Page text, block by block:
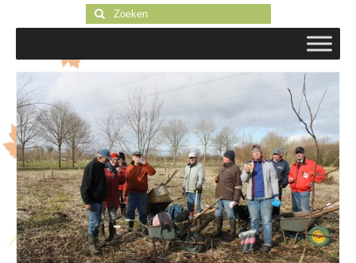
Zoeken
naar: